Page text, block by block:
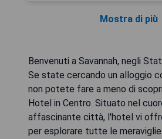
Mostra di più
Benvenuti a Savannah, negli
Se state cercando un alloggio
non potete fare a meno di
Hotel in Centro. Situato nel
affascinante città, l'hotel vi
per esplorare tutte le meraviglie